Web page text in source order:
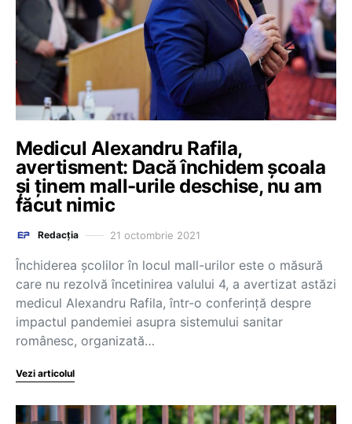
Medicul Alexandru Rafila,
avertisment: Dacă închidem școala
și ținem mall-urile deschise, nu am
făcut nimic
Redacția 21 octombrie 2021
Închiderea școlilor în locul mall-urilor este o măsură
care nu rezolvă încetinirea valului 4, a avertizat astăzi
medicul Alexandru Rafila, într-o conferință despre
impactul pandemiei asupra sistemului sanitar
românesc, organizată…
Vezi articolul